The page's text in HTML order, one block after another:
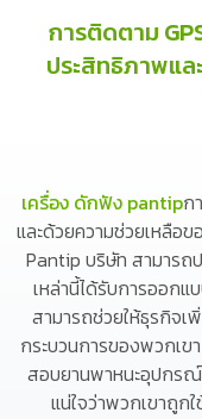
การติดตาม
ประสิทธิภาพแ
เครื่อง ดักฟัง pantipก
และด้วยความช่วยเหลือ
Pantip บริษัท สามาร
เหล่านี้ได้รับการออกแ
สามารถช่วยให้ธุรกิจเ
กระบวนการของพวกเข
สอบยานพาหนะอุปกร
แน่ใจว่าพวกเขาถูก